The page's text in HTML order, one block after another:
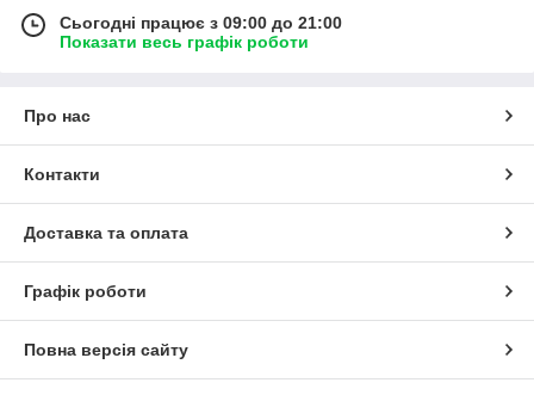
Сьогодні працює з 09:00 до 21:00
Показати весь графік роботи
Про нас
Контакти
Доставка та оплата
Графік роботи
Повна версія сайту